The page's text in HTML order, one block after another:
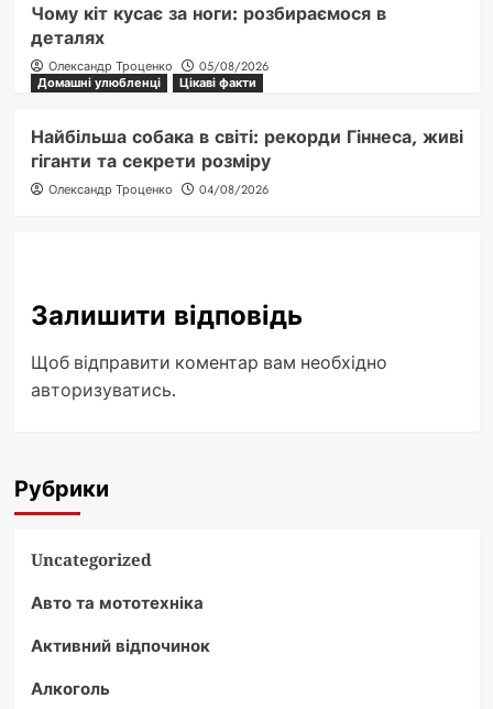
Чому кіт кусає за ноги: розбираємося в
деталях
Олександр Троценко
05/08/2026
Домашні улюбленці
Цікаві факти
Найбільша собака в світі: рекорди Гіннеса, живі
гіганти та секрети розміру
Олександр Троценко 04/08/2026
Залишити відповідь
Щоб відправити коментар вам необхідно
авторизуватись.
Рубрики
Uncategorized
Авто та мототехніка
Активний відпочинок
Алкоголь